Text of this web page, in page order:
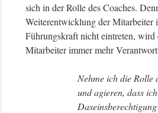
sich in der Rolle des Coaches.
Weiterentwicklung der Mitarbeiter
Führungskraft nicht eintreten,
Mitarbeiter immer mehr
Nehme ich die Rolle
und agieren, dass